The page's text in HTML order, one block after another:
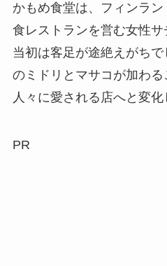
かもめ食堂は、フィンラ
食レストランを営む女性
当初は客足が途絶えがち
のミドリとマサコが加わ
人々に愛される店へと変化
PR